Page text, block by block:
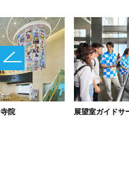
院 展望室ガイドサ